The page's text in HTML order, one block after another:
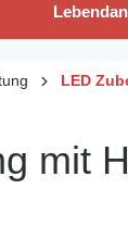
LED
mit